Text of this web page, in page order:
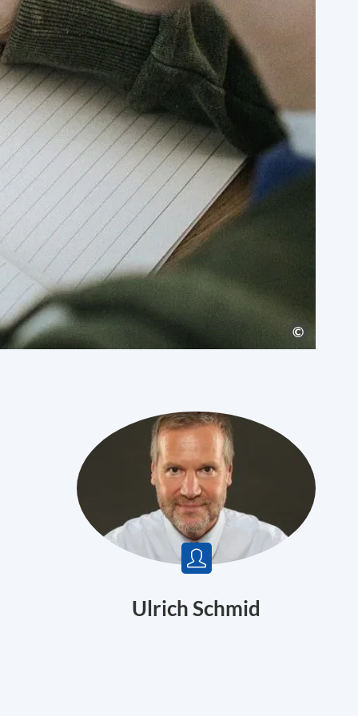
Ulrich Schmid